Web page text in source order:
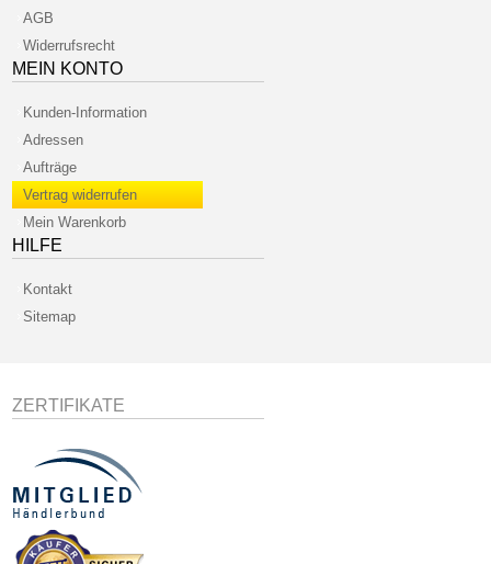
AGB
Widerrufsrecht
MEIN KONTO
Kunden-Information
Adressen
Aufträge
Vertrag widerrufen
Mein Warenkorb
HILFE
Kontakt
Sitemap
ZERTIFIKATE